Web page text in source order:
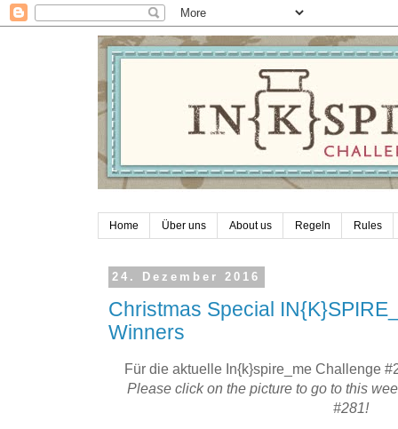
Home Über uns About us Regeln Rules
24. Dezember 2016
Christmas Special
Winners
Für die aktuelle In{k}spire_me Challenge
Please click on the picture to go to this
#281!